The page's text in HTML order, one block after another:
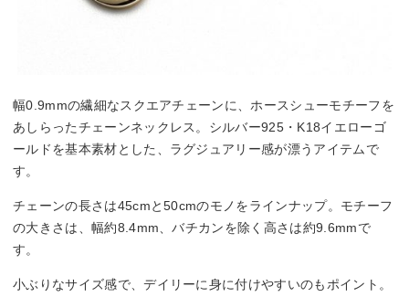
幅0.9mmの繊細なスクエアチェーンに、ホースシューモチーフを
あしらったチェーンネックレス。シルバー925・K18イエローゴ
ールドを基本素材とした、ラグジュアリー感が漂うアイテムで
す。
チェーンの長さは45cmと50cmのモノをラインナップ。モチーフ
の大きさは、幅約8.4mm、バチカンを除く高さは約9.6mmで
す。
小ぶりなサイズ感で、デイリーに身に付けやすいのもポイント。